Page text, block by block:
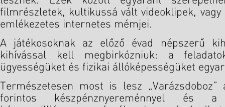
filmrészletek, kultikussá vált videoklipek,
emlékezetes internetes mémjei.
A játékosoknak az előző évad népszerű
kihívással kell megbirkózniuk: a
ügyességüket és fizikai állóképességüket
Természetesen most is lesz
forintos készpénznyereménnyel és a